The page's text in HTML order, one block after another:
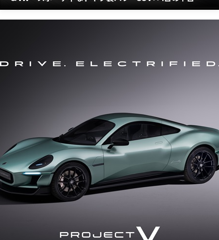
を価格も含めてチェック＆レポート！